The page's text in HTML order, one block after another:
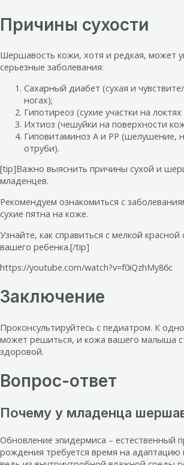
Причины сухости
Шершавость кожи, хотя и редкая, может
серьезные заболевания:
Сахарный диабет (сухая и
ногах);
Гипотиреоз (сухие участки на
Ихтиоз (чешуйки на поверхности
Гиповитаминоз А и РР (шелушение,
отруби).
[tip]Важно выяснить причины сухой и
младенцев.
Рекомендуем ознакомиться с
сухие пятна на коже.
Узнайте, как справиться с мелкой
вашего ребенка.[/tip]
https://youtube.com/watch?v=f0iQzhMy86c
Заключение
Проконсультируйтесь с педиатром. К
может решиться, и кожа вашего малыша
здоровой.
Вопрос-ответ
Почему у младенца
Обновление эпидермиса – естественный
рождения требуется время на адаптацию